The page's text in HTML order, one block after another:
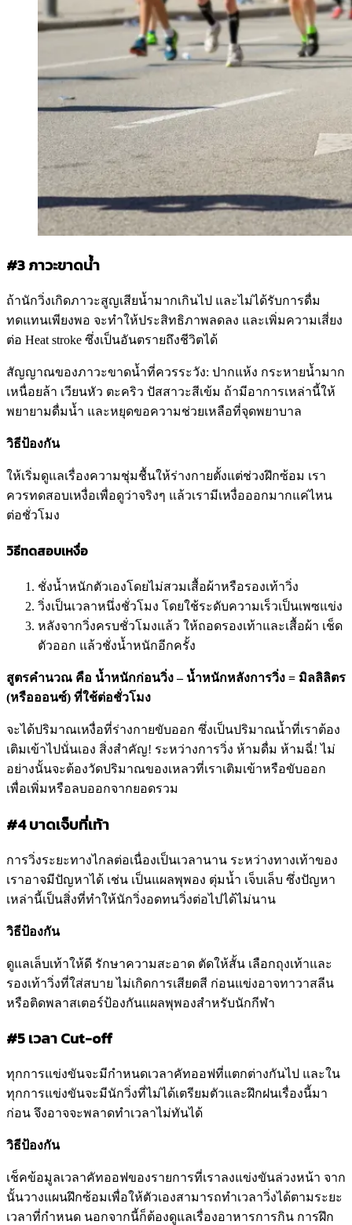
#3 ภาวะขาดน้ำ
ถ้านักวิ่งเกิดภาวะสูญเสียน้ำมากเกินไป และไม่ได้รับการดื่ม
ทดแทนเพียงพอ จะทำให้ประสิทธิภาพลดลง และเพิ่มความเสี่ยง
ต่อ Heat stroke ซึ่งเป็นอันตรายถึงชีวิตได้
สัญญาณของภาวะขาดน้ำที่ควรระวัง: ปากแห้ง กระหายน้ำมาก
เหนื่อยล้า เวียนหัว ตะคริว ปัสสาวะสีเข้ม ถ้ามีอาการเหล่านี้ให้
พยายามดื่มน้ำ และหยุดขอความช่วยเหลือที่จุดพยาบาล
วิธีป้องกัน
ให้เริ่มดูแลเรื่องความชุ่มชื้นให้ร่างกายตั้งแต่ช่วงฝึกซ้อม เรา
ควรทดสอบเหงื่อเพื่อดูว่าจริงๆ แล้วเรามีเหงื่อออกมากแค่ไหน
ต่อชั่วโมง
วิธีทดสอบเหงื่อ
ชั่งน้ำหนักตัวเองโดยไม่สวมเสื้อผ้าหรือรองเท้าวิ่ง
วิ่งเป็นเวลาหนึ่งชั่วโมง โดยใช้ระดับความเร็วเป็นเพซแข่ง
หลังจากวิ่งครบชั่วโมงแล้ว ให้ถอดรองเท้าและเสื้อผ้า เช็ด
ตัวออก แล้วชั่งน้ำหนักอีกครั้ง
สูตรคำนวณ คือ น้ำหนักก่อนวิ่ง – น้ำหนักหลังการวิ่ง = มิลลิลิตร
(หรือออนซ์) ที่ใช้ต่อชั่วโมง
จะได้ปริมาณเหงื่อที่ร่างกายขับออก ซึ่งเป็นปริมาณน้ำที่เราต้อง
เติมเข้าไปนั่นเอง สิ่งสำคัญ! ระหว่างการวิ่ง ห้ามดื่ม ห้ามฉี่! ไม่
อย่างนั้นจะต้องวัดปริมาณของเหลวที่เราเติมเข้าหรือขับออก
เพื่อเพิ่มหรือลบออกจากยอดรวม
#4 บาดเจ็บที่เท้า
การวิ่งระยะทางไกลต่อเนื่องเป็นเวลานาน ระหว่างทางเท้าของ
เราอาจมีปัญหาได้ เช่น เป็นแผลพุพอง ตุ่มน้ำ เจ็บเล็บ ซึ่งปัญหา
เหล่านี้เป็นสิ่งที่ทำให้นักวิ่งอดทนวิ่งต่อไปได้ไม่นาน
วิธีป้องกัน
ดูแลเล็บเท้าให้ดี รักษาความสะอาด ตัดให้สั้น เลือกถุงเท้าและ
รองเท้าวิ่งที่ใส่สบาย ไม่เกิดการเสียดสี ก่อนแข่งอาจทาวาสลีน
หรือติดพลาสเตอร์ป้องกันแผลพุพองสำหรับนักกีฬา
#5 เวลา Cut-off
ทุกการแข่งขันจะมีกำหนดเวลาคัทออฟที่แตกต่างกันไป และใน
ทุกการแข่งขันจะมีนักวิ่งที่ไม่ได้เตรียมตัวและฝึกฝนเรื่องนี้มา
ก่อน จึงอาจจะพลาดทำเวลาไม่ทันได้
วิธีป้องกัน
เช็คข้อมูลเวลาคัทออฟของรายการที่เราลงแข่งขันล่วงหน้า จาก
นั้นวางแผนฝึกซ้อมเพื่อให้ตัวเองสามารถทำเวลาวิ่งได้ตามระยะ
เวลาที่กำหนด นอกจากนี้ก็ต้องดูแลเรื่องอาหารการกิน การฝึก